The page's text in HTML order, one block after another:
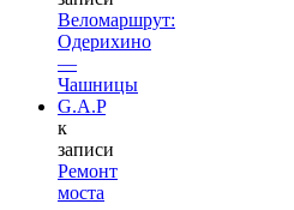
Веломаршрут:
Одерихино
—
Чашницы
G.A.P
к
записи
Ремонт
моста